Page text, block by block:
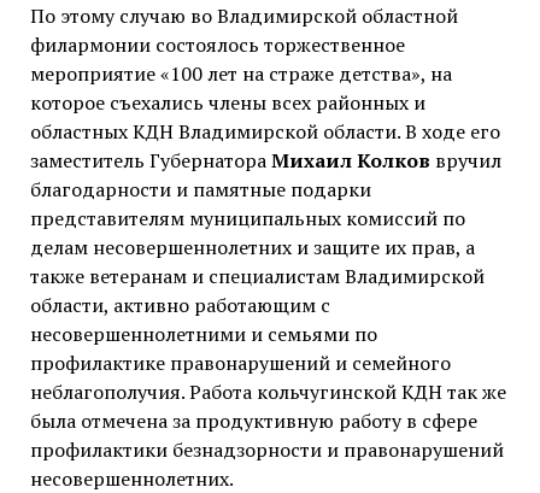
По этому случаю во Владимирской областной
филармонии состоялось торжественное
мероприятие «100 лет на страже детства», на
которое съехались члены всех районных и
областных КДН Владимирской области. В ходе его
заместитель ГубернатораМихаил Колков вручил
благодарности и памятные подарки
представителям муниципальных комиссий по
делам несовершеннолетних и защите их прав, а
также ветеранам и специалистам Владимирской
области, активно работающим с
несовершеннолетними и семьями по
профилактике правонарушений и семейного
неблагополучия. Работа кольчугинской КДН так же
была отмечена за продуктивную работу в сфере
профилактики безнадзорности и правонарушений
несовершеннолетних.